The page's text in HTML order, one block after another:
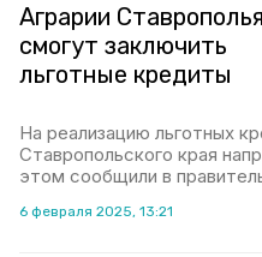
Аграрии Ставрополья
смогут заключить
льготные кредиты
На реализацию льготных
Ставропольского края
этом сообщили в
6 февраля 2025, 13:21